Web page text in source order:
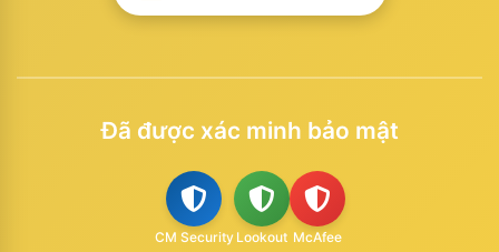
Đã được xác minh bảo mật
CM Security Lookout McAfee